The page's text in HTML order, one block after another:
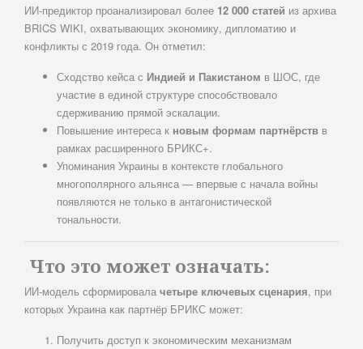
ИИ-предиктор проанализировал более 12 000 статей из архива
BRICS WIKI, охватывающих экономику, дипломатию и
конфликты с 2019 года. Он отметил:
Сходство кейса с Индией и Пакистаном в ШОС, где
участие в единой структуре способствовало
сдерживанию прямой эскалации.
Повышение интереса к новым формам партнёрств в
рамках расширенного БРИКС+.
Упоминания Украины в контексте глобального
многополярного альянса — впервые с начала войны
появляются не только в антагонистической
тональности.
Что это может означать:
ИИ-модель сформировала четыре ключевых сценария, при
которых Украина как партнёр БРИКС может:
Получить доступ к экономическим механизмам